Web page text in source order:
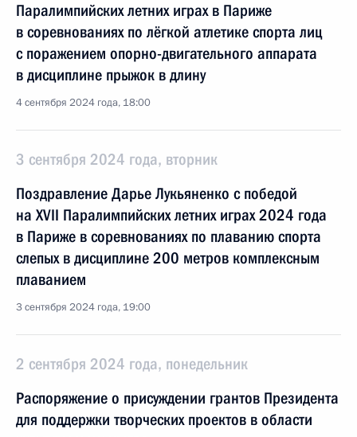
Паралимпийских летних играх в Париже
в соревнованиях по лёгкой атлетике спорта лиц
с поражением опорно-двигательного аппарата
в дисциплине прыжок в длину
4 сентября 2024 года, 18:00
3 сентября 2024 года, вторник
Поздравление Дарье Лукьяненко с победой
на XVII Паралимпийских летних играх 2024 года
в Париже в соревнованиях по плаванию спорта
слепых в дисциплине 200 метров комплексным
плаванием
3 сентября 2024 года, 19:00
2 сентября 2024 года, понедельник
Распоряжение о присуждении грантов Президента
для поддержки творческих проектов в области